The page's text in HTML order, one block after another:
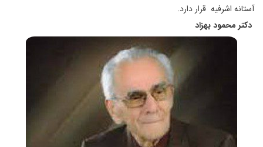
آستانه اشرفیه قرار دارد.
دکتر محمود بهزاد